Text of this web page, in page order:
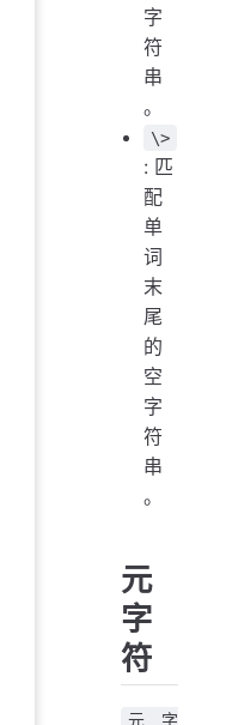
字
符
串
。
\>
: 匹
配
单
词
末
尾
的
空
字
符
串
。
元
字
符
元字